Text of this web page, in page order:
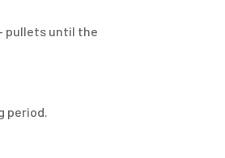
pullets until the
period.